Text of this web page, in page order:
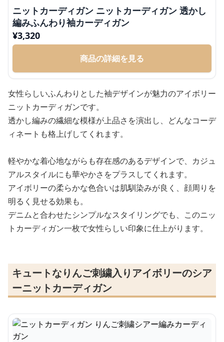
ニットカーディガン ニットカーディガン 透かし
編みふんわり袖カーディガン
¥3,320
商品の詳細を見る
女性らしいふんわりとした袖デザインが魅力のアイボリー
ニットカーディガンです。
透かし編みの繊細な模様が上品さを演出し、どんなコーデ
ィネートも格上げしてくれます。
軽やかな着心地ながらも存在感のあるデザインで、カジュ
アルスタイルにも華やかさをプラスしてくれます。
アイボリーの柔らかな色合いは肌馴染みが良く、顔周りを
明るく見せる効果も。
デニムと合わせたシンプルなスタイリングでも、このニッ
トカーディガン一枚で女性らしい印象に仕上がります。
キュートなりんご刺繍入りアイボリーのシア
ーニットカーディガン